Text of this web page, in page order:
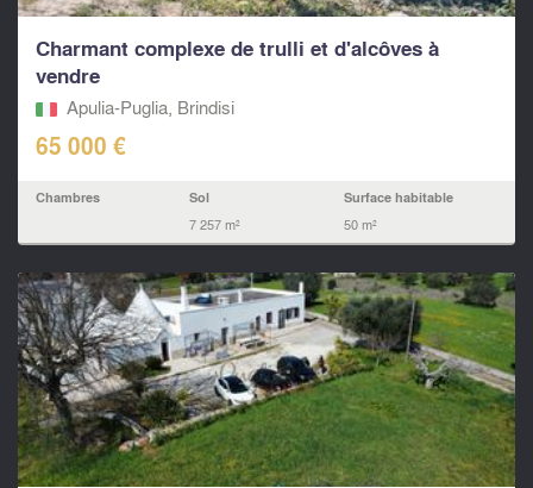
Charmant complexe de trulli et d'alcôves à
vendre
Apulia-Puglia, Brindisi
65 000 €
Chambres Sol
7 257 m²
Surface habitable
50 m²